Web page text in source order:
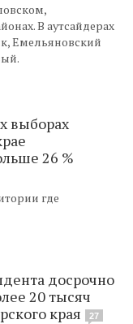
В аутсайдерах
Емельяновский
выборах
26 %
где
досрочно
20 тысяч
края
27